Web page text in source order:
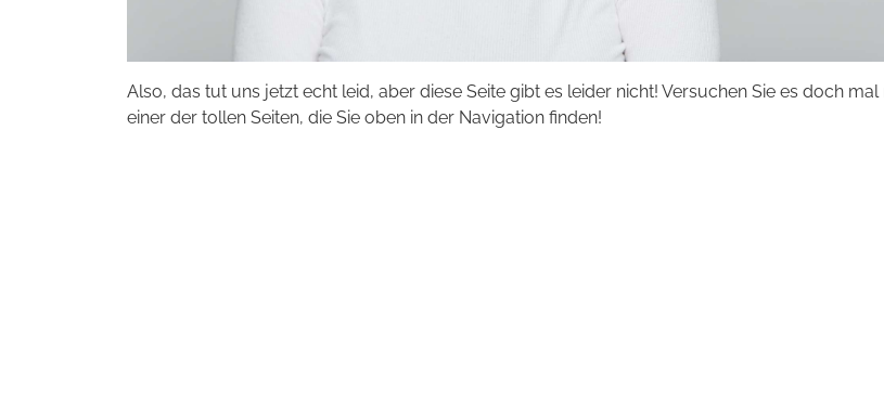
Also, das tut uns jetzt echt leid, aber diese Seite gibt es leider nicht! Versuchen Sie es doch mal
einer der tollen Seiten, die Sie oben in der Navigation finden!